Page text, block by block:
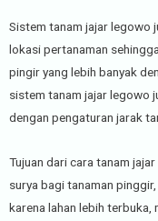
Sistem tanam jajar legowo
lokasi pertanaman
pingir yang lebih banyak
sistem tanam jajar legowo
dengan pengaturan jarak
Tujuan dari cara tanam
surya bagi tanaman
karena lahan lebih terbuka,